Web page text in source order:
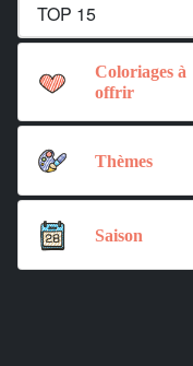
TOP 15
Coloriages à
offrir
Thèmes
Saison